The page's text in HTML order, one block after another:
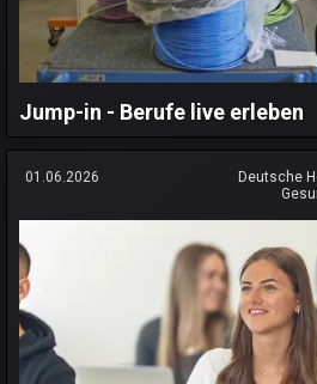
Jump-in - Berufe live erleben
01.06.2026
Deutsche